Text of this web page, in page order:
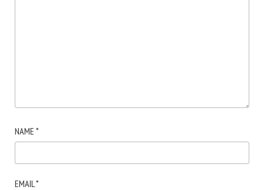
NAME *
EMAIL *